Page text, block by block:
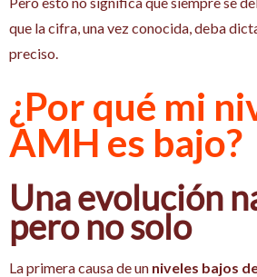
que la cifra, una vez conocida, deba
preciso.
¿Por qué mi
AMH es bajo?
Una evolución
pero no solo
La primera causa de un niveles bajos